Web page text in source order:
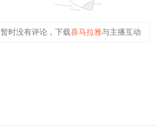
暂时没有评论，下载喜马拉雅与主播互动